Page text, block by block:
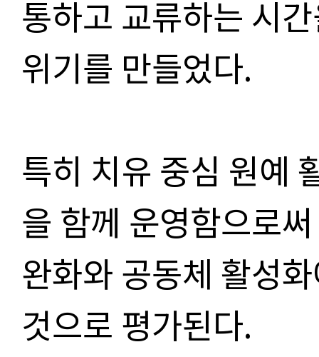
통하고 교류하는 시
위기를 만들었다.
특히 치유 중심 원예
을 함께 운영함으로
완화와 공동체 활성
것으로 평가된다.